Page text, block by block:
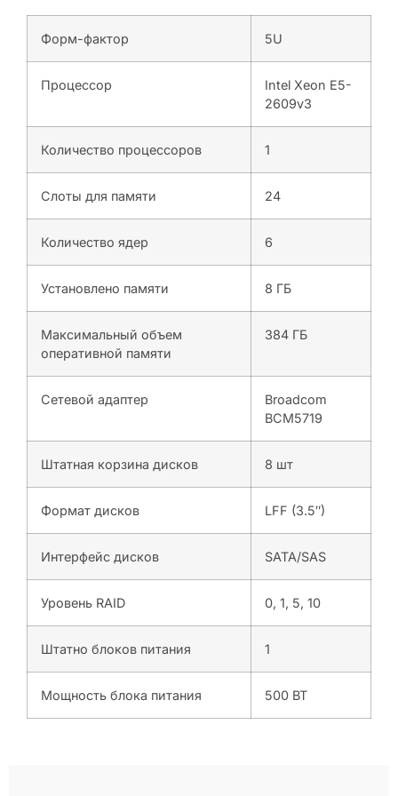
Форм-фактор 5U
Процессор
Intel Xeon E5-
2609v3
Количество процессоров 1
Слоты для памяти 24
Количество ядер 6
Установлено памяти 8 ГБ
Максимальный объем
оперативной памяти
384 ГБ
Сетевой адаптер
Broadcom
BCM5719
Штатная корзина дисков 8 шт
Формат дисков LFF (3.5″)
Интерфейс дисков SATA/SAS
Уровень RAID 0, 1, 5, 10
Штатно блоков питания 1
Мощность блока питания 500 ВТ